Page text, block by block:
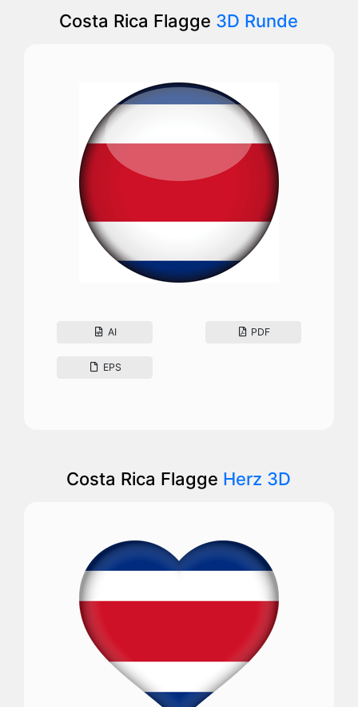
Costa Rica Flagge 3D Runde
AI PDF
EPS
Costa Rica Flagge Herz 3D